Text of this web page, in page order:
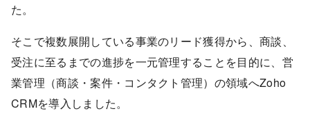
た。
そこで複数展開している事業のリード獲得から、商談、
受注に至るまでの進捗を一元管理することを目的に、営
業管理（商談・案件・コンタクト管理）の領域へZoho
CRMを導入しました。